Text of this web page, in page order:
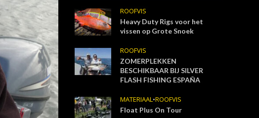
ROOFVIS
Heavy Duty Rigs voor het
vissen op Grote Snoek
ROOFVIS
ZOMERPLEKKEN
BESCHIKBAAR BIJ SILVER
FLASH FISHING ESPAÑA
MATERIAAL•ROOFVIS
Float Plus On Tour